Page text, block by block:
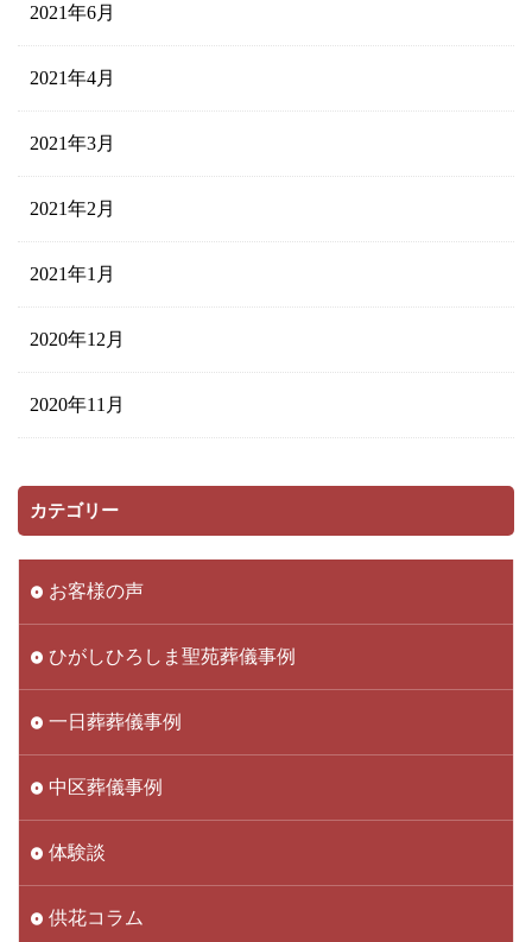
2021年6月
2021年4月
2021年3月
2021年2月
2021年1月
2020年12月
2020年11月
カテゴリー
お客様の声
ひがしひろしま聖苑葬儀事例
一日葬葬儀事例
中区葬儀事例
体験談
供花コラム